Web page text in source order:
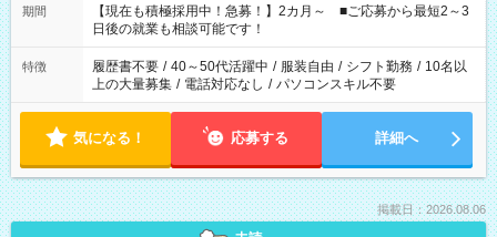
たくない」 など、ご希望を教えてくださいね。 ※Wワーク希望
の方へ 今ご覧のお仕事で希望する勤務時間と、もう1つのお仕事
の勤務時間。 合計で週40時間を超える場合は応募できません。
期間
【現在も積極採用中！急募！】2カ月～ ■ご応募から最短2～3
日後の就業も相談可能です！
特徴 履歴書不要 / 40～50代活躍中 / 服装自由 / シフト勤務 / 10名以
上の大量募集 / 電話対応なし / パソコンスキル不要
気になる！ 応募する 詳細へ
掲載日：2026.08.06